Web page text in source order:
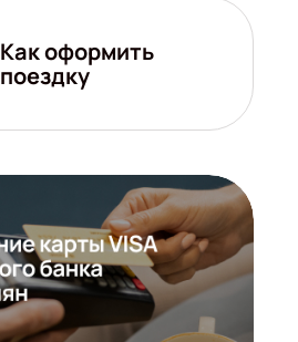
Как оформить
поездку